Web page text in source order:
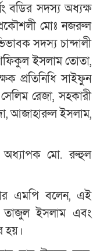
বডির সদস্য অধ্যক্ষ
মোঃ নজরুল
সদস্য চান্দালী
ইসলাম তোতা,
প্রতিনিধি সাইফুন
রেজা, সহকারী
আজাহারুল ইসলাম,
অধ্যাপক মো. রুহুল
এমপি বলেন, এই
তাজুল ইসলাম এবং
হয়।